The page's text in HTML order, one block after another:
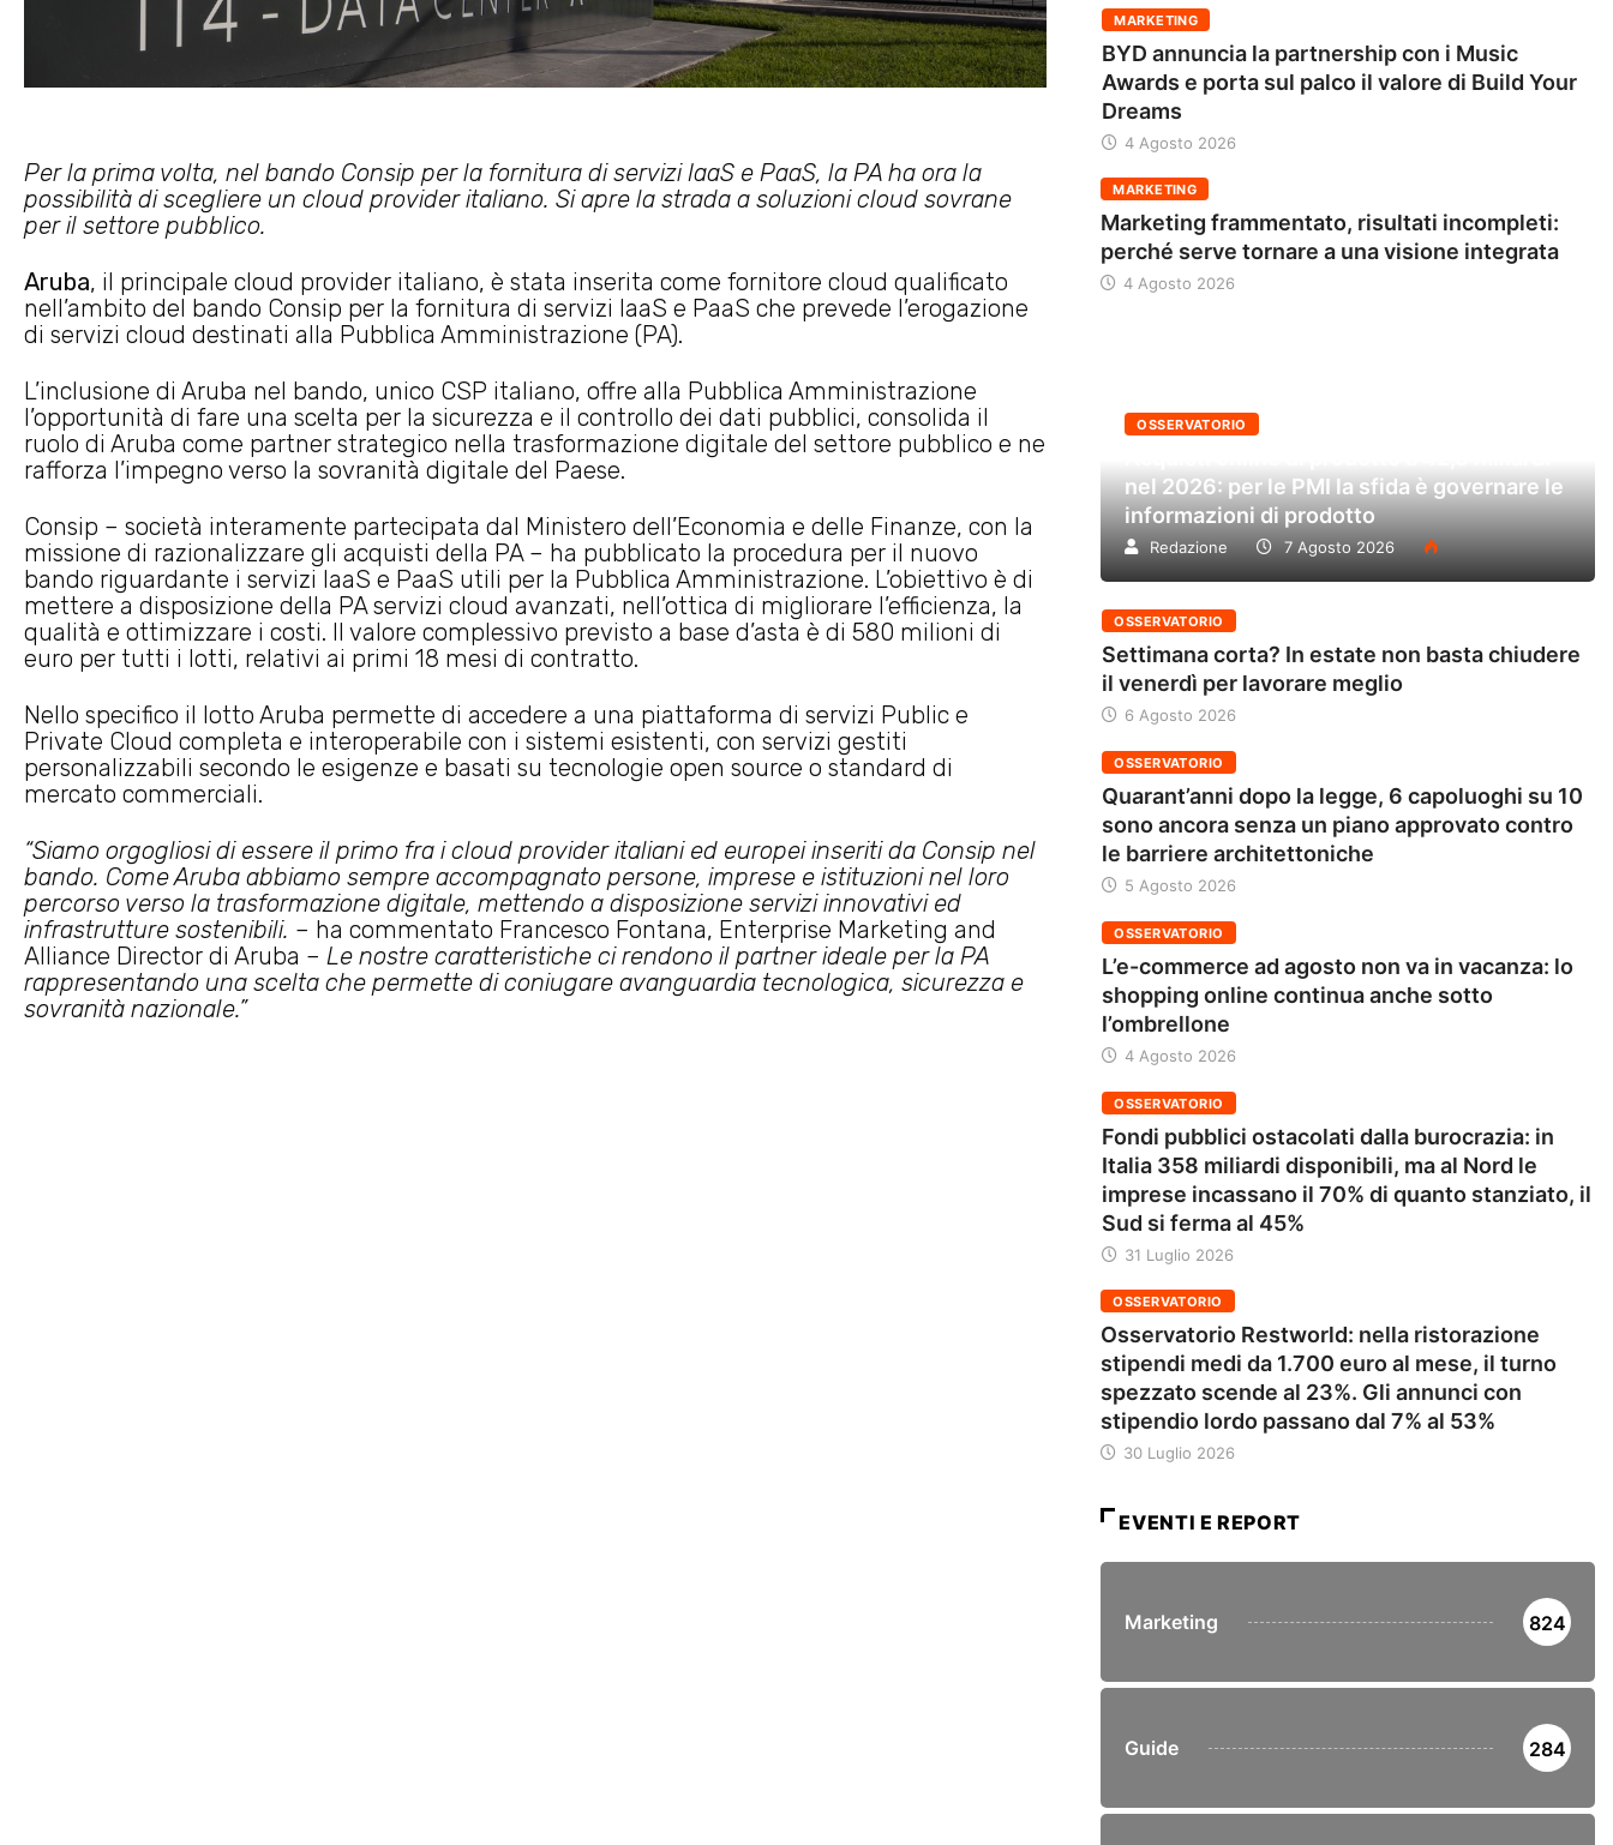
Per la prima volta, nel bando Consip per la fornitura di servizi IaaS e PaaS, la PA ha ora la
possibilità di scegliere un cloud provider italiano. Si apre la strada a soluzioni cloud sovrane
per il settore pubblico.
Aruba, il principale cloud provider italiano, è stata inserita come fornitore cloud qualificato
nell’ambito del bando Consip per la fornitura di servizi IaaS e PaaS che prevede l’erogazione
di servizi cloud destinati alla Pubblica Amministrazione (PA).
L’inclusione di Aruba nel bando, unico CSP italiano, offre alla Pubblica Amministrazione
l’opportunità di fare una scelta per la sicurezza e il controllo dei dati pubblici, consolida il
ruolo di Aruba come partner strategico nella trasformazione digitale del settore pubblico e ne
rafforza l’impegno verso la sovranità digitale del Paese.
Consip – società interamente partecipata dal Ministero dell’Economia e delle Finanze, con la
missione di razionalizzare gli acquisti della PA – ha pubblicato la procedura per il nuovo
bando riguardante i servizi IaaS e PaaS utili per la Pubblica Amministrazione. L’obiettivo è di
mettere a disposizione della PA servizi cloud avanzati, nell’ottica di migliorare l’efficienza, la
qualità e ottimizzare i costi. Il valore complessivo previsto a base d’asta è di 580 milioni di
euro per tutti i lotti, relativi ai primi 18 mesi di contratto.
Nello specifico il lotto Aruba permette di accedere a una piattaforma di servizi Public e
Private Cloud completa e interoperabile con i sistemi esistenti, con servizi gestiti
personalizzabili secondo le esigenze e basati su tecnologie open source o standard di
mercato commerciali.
“Siamo orgogliosi di essere il primo fra i cloud provider italiani ed europei inseriti da Consip nel
bando. Come Aruba abbiamo sempre accompagnato persone, imprese e istituzioni nel loro
percorso verso la trasformazione digitale, mettendo a disposizione servizi innovativi ed
infrastrutture sostenibili. – ha commentato Francesco Fontana, Enterprise Marketing and
Alliance Director di Aruba – Le nostre caratteristiche ci rendono il partner ideale per la PA
rappresentando una scelta che permette di coniugare avanguardia tecnologica, sicurezza e
sovranità nazionale.”
MARKETING
BYD annuncia la partnership con i Music
Awards e porta sul palco il valore di Build Your
Dreams
4 Agosto 2026
MARKETING
Marketing frammentato, risultati incompleti:
perché serve tornare a una visione integrata
4 Agosto 2026
OSSERVATORIO
nel 2026: per le PMI la sfida è governare le
informazioni di prodotto
Redazione 7 Agosto 2026
OSSERVATORIO
Settimana corta? In estate non basta chiudere
il venerdì per lavorare meglio
6 Agosto 2026
OSSERVATORIO
Quarant’anni dopo la legge, 6 capoluoghi su 10
sono ancora senza un piano approvato contro
le barriere architettoniche
5 Agosto 2026
OSSERVATORIO
L’e-commerce ad agosto non va in vacanza: lo
shopping online continua anche sotto
l’ombrellone
4 Agosto 2026
OSSERVATORIO
Fondi pubblici ostacolati dalla burocrazia: in
Italia 358 miliardi disponibili, ma al Nord le
imprese incassano il 70% di quanto stanziato, il
Sud si ferma al 45%
31 Luglio 2026
OSSERVATORIO
Osservatorio Restworld: nella ristorazione
stipendi medi da 1.700 euro al mese, il turno
spezzato scende al 23%. Gli annunci con
stipendio lordo passano dal 7% al 53%
30 Luglio 2026
EVENTI E REPORT
Marketing 824
Guide 284